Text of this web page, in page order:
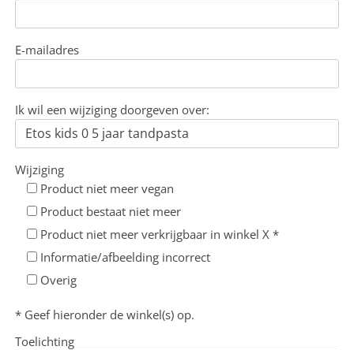
E-mailadres
Ik wil een wijziging doorgeven over:
Wijziging
Product niet meer vegan
Product bestaat niet meer
Product niet meer verkrijgbaar in winkel X *
Informatie/afbeelding incorrect
Overig
* Geef hieronder de winkel(s) op.
Toelichting